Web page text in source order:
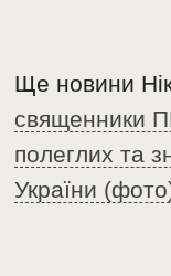
Ще новини
священники
полеглих та
України